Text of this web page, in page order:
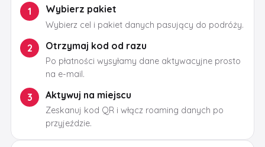
1 Wybierz pakiet
Wybierz cel i pakiet danych pasujący do podróży.
2 Otrzymaj kod od razu
Po płatności wysyłamy dane aktywacyjne prosto
na e-mail.
3 Aktywuj na miejscu
Zeskanuj kod QR i włącz roaming danych po
przyjeździe.